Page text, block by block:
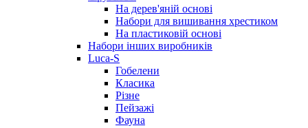
На дерев'яній основі
Набори для вишивання хрестиком
На пластиковій основі
Набори інших виробників
Luca-S
Гобелени
Класика
Різне
Пейзажі
Фауна